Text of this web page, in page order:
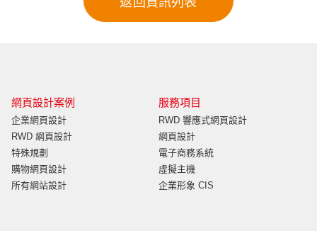
網頁設計案例
企業網頁設計
RWD 網頁設計
特殊規劃
購物網頁設計
所有網站設計
服務項目
RWD 響應式網頁設計
網頁設計
電子商務系統
虛擬主機
企業形象 CIS